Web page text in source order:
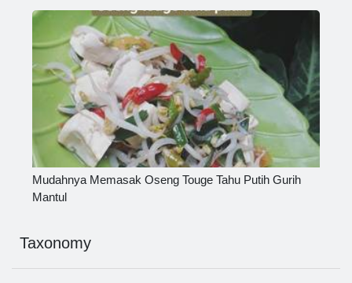
Mudahnya Memasak Oseng Touge Tahu Putih Gurih
Mantul
Taxonomy